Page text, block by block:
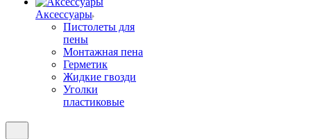
Аксессуары
Пистолеты для
пены
Монтажная пена
Герметик
Жидкие гвозди
Уголки
пластиковые